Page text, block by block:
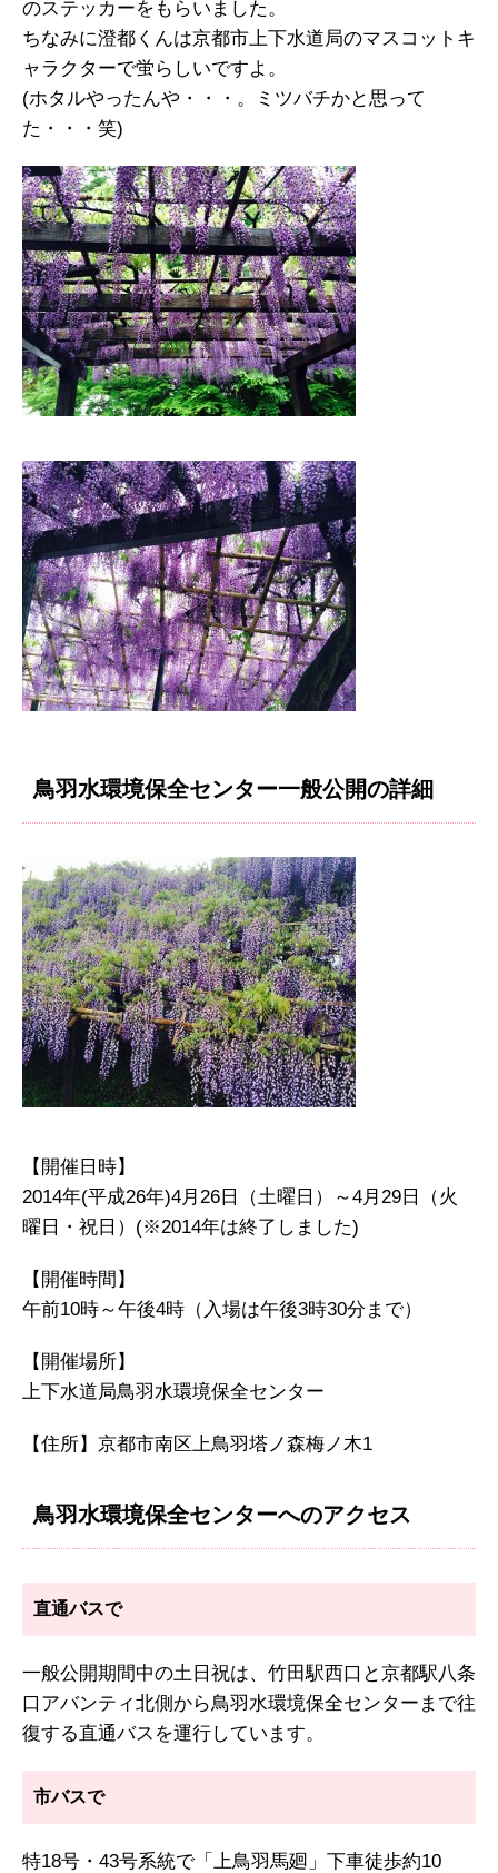
のステッカーをもらいました。
ちなみに澄都くんは京都市上下水道局のマスコットキ
ャラクターで蛍らしいですよ。
(ホタルやったんや・・・。ミツバチかと思って
た・・・笑)
鳥羽水環境保全センター一般公開の詳細
【開催日時】
2014年(平成26年)4月26日（土曜日）～4月29日（火
曜日・祝日）(※2014年は終了しました)
【開催時間】
午前10時～午後4時（入場は午後3時30分まで）
【開催場所】
上下水道局鳥羽水環境保全センター
【住所】京都市南区上鳥羽塔ノ森梅ノ木1
鳥羽水環境保全センターへのアクセス
直通バスで
一般公開期間中の土日祝は、竹田駅西口と京都駅八条
口アバンティ北側から鳥羽水環境保全センターまで往
復する直通バスを運行しています。
市バスで
特18号・43号系統で「上鳥羽馬廻」下車徒歩約10